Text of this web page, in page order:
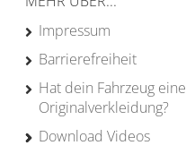
Impressum
Barrierefreiheit
Hat dein Fahrzeug eine
Originalverkleidung?
Download Videos